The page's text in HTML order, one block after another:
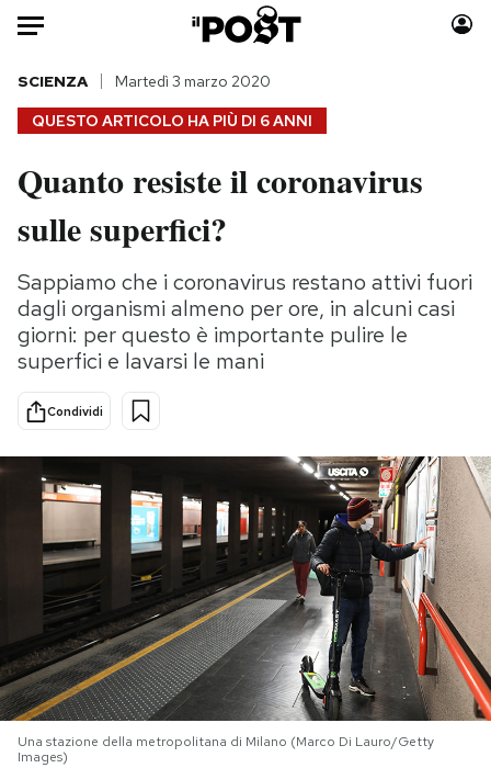
Auto
HOME
Italia
Politica
Tecnologia
Internet
Scienza
Cultura
Economia
Moda
Storie/Idee
Ok Boomer!
Media
PODCAST
NEWSLETTER
I MIEI PREFERITI
SHOP
QUESTO ARTICOLO HA PIÙ DI 6 ANNI
SCIENZA Martedì 3 marzo 2020
Quanto resiste il coronavirus
sulle superfici?
Sappiamo che i coronavirus restano attivi fuori
dagli organismi almeno per ore, in alcuni casi
giorni: per questo è importante pulire le
superfici e lavarsi le mani
Condividi
Una stazione della metropolitana di Milano (Marco Di Lauro/Getty
Images)